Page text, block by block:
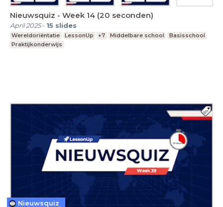
Nieuwsquiz - Week 14 (20 seconden)
April 2025- 15 slides
Wereldoriëntatie LessonUp +7 Middelbare school
Basisschool
Praktijkonderwijs
Nieuwsquiz